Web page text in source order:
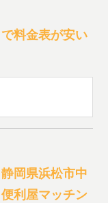
料金表が安い
岡県浜松市中
利屋マッチン